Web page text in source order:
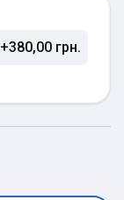
+380,00 грн.